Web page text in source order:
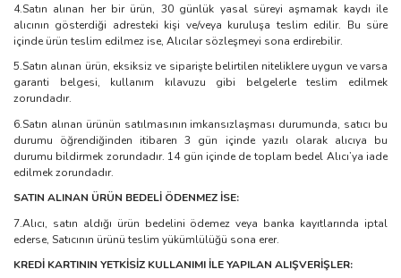
4.Satın alınan her bir ürün, 30 günlük yasal süreyi aşmamak kaydı ile
alıcının gösterdiği adresteki kişi ve/veya kuruluşa teslim edilir. Bu süre
içinde ürün teslim edilmez ise, Alıcılar sözleşmeyi sona erdirebilir.
5.Satın alınan ürün, eksiksiz ve siparişte belirtilen niteliklere uygun ve varsa
garanti belgesi, kullanım kılavuzu gibi belgelerle teslim edilmek
zorundadır.
6.Satın alınan ürünün satılmasının imkansızlaşması durumunda, satıcı bu
durumu öğrendiğinden itibaren 3 gün içinde yazılı olarak alıcıya bu
durumu bildirmek zorundadır. 14 gün içinde de toplam bedel Alıcı’ya iade
edilmek zorundadır.
SATIN ALINAN ÜRÜN BEDELİ ÖDENMEZ İSE:
7.Alıcı, satın aldığı ürün bedelini ödemez veya banka kayıtlarında iptal
ederse, Satıcının ürünü teslim yükümlülüğü sona erer.
KREDİ KARTININ YETKİSİZ KULLANIMI İLE YAPILAN ALIŞVERİŞLER: